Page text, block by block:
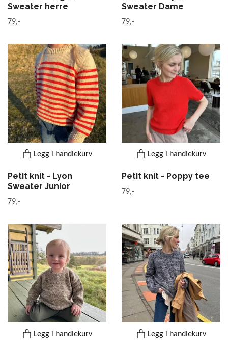
Sweater herre
79,-
Sweater Dame
79,-
Legg i handlekurv
Petit knit - Lyon
Sweater Junior
79,-
Legg i handlekurv
Petit knit - Poppy tee
79,-
Legg i handlekurv Legg i handlekurv